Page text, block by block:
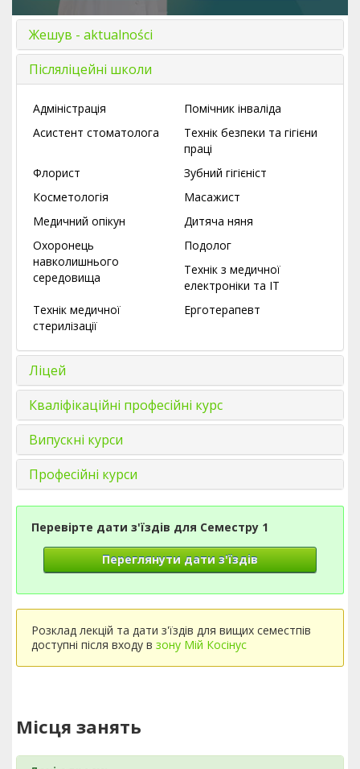
Жешув - aktualności
Післяліцейні школи
Адміністрація
Помічник інваліда
Асистент стоматолога
Технік безпеки та гігієни
праці
Флорист
Зубний гігієніст
Косметологія
Масажист
Медичний опікун
Дитяча няня
Охоронець
навколишнього
середовища
Подолог
Технік з медичної
електроніки та ІТ
Технік медичної
стерилізації
Ерготерапевт
Ліцей
Кваліфікаційні професійні курс
Випускні курси
Професійні курси
Перевірте дати з'їздів для Семестру 1
Переглянути дати з'їздів
Розклад лекцій та дати з'їздів для вищих семестпів
доступні після входу в зону Мій Косінус
Місця занять